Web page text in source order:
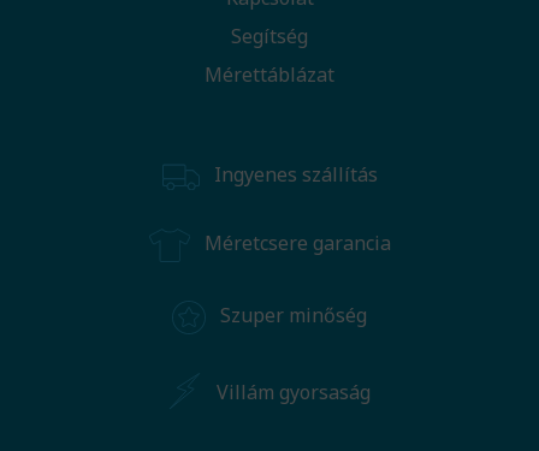
Segítség
Mérettáblázat
Ingyenes szállítás
Méretcsere garancia
Szuper minőség
Villám gyorsaság